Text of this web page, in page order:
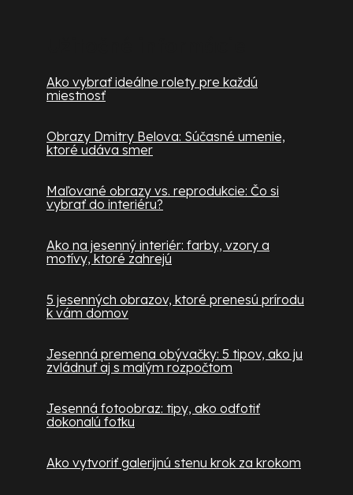
Ako vybrať ideálne rolety pre každú
miestnosť
Obrazy Dmitry Belova: Súčasné umenie,
ktoré udáva smer
Maľované obrazy vs. reprodukcie: Čo si
vybrať do interiéru?
Ako na jesenný interiér: farby, vzory a
motívy, ktoré zahrejú
5 jesenných obrazov, ktoré prenesú prírodu
k vám domov
Jesenná premena obývačky: 5 tipov, ako ju
zvládnuť aj s malým rozpočtom
Jesenná fotoobraz: tipy, ako odfotiť
dokonalú fotku
Ako vytvoriť galerijnú stenu krok za krokom